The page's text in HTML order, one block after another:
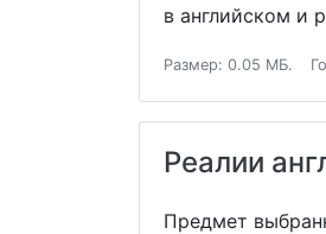
в английском и
Размер: 0.05 МБ.
Реалии
Предмет